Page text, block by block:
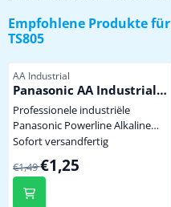
Empfohlene Produkte für
TS805
Artikelnummer
AA Industrial
Panasonic AA Industrial
Powerline
Professionele industriële
Panasonic Powerline Alkaline
batterij met hoge capaciteit dus
Niet te koop in de winkel. penlite
Sofort versandfertig
Von 1,49 für 1,25
€1,49€1,25